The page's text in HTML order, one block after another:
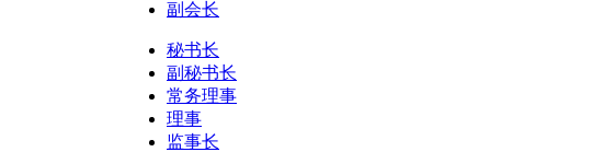
副会长
秘书长
副秘书长
常务理事
理事
监事长